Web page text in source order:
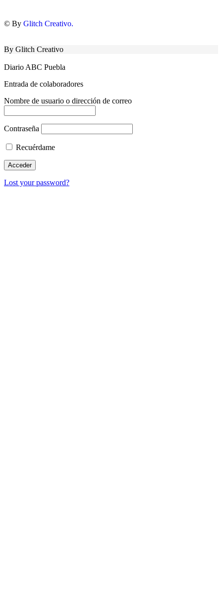
© By Glitch Creativo.
By Glitch Creativo
Diario ABC Puebla
Entrada de colaboradores
Nombre de usuario o dirección de correo
Contraseña
Recuérdame
Lost your password?